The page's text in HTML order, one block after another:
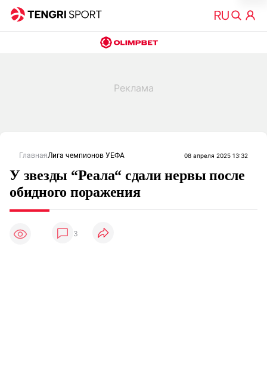
ГлавнаяЛига чемпионов УЕФА 08 апреля 2025 13:32
У звезды “Реала“ сдали нервы после
обидного поражения
3